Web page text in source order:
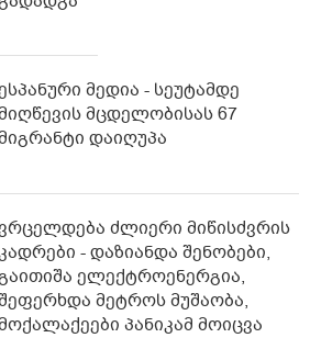
მედია - სეუტამდე
მცდელობისას 67
დაიღუპა
ძლიერი მიწისძვრის
- დაზიანდა შენობები,
ელექტროენერგია,
მეტროს მუშაობა,
პანიკამ მოიცვა